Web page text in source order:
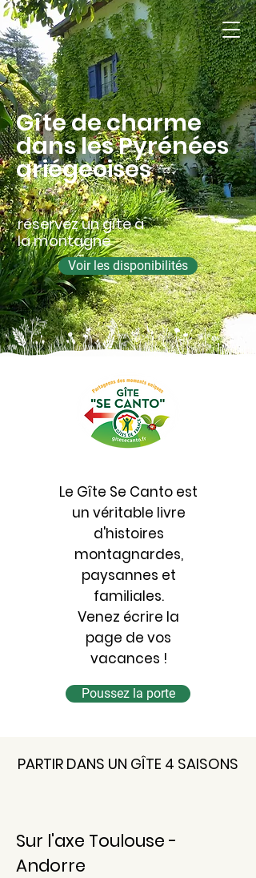
Gîte Se Canto
Garanou | Ariège-
Pyrénées
Gîte de charme
dans les Pyrénées
ariégeoises
réservez un gîte à
la montagne
Voir les disponibilités
Le Gîte Se Canto est
un véritable livre
d'histoires
montagnardes,
paysannes et
familiales.
Venez écrire la
page de vos
vacances !
Poussez la porte
PARTIR DANS UN GÎTE 4 SAISONS
Sur l'axe Toulouse -
Andorre